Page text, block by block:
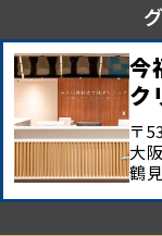
今
ク
〒
大
鶴